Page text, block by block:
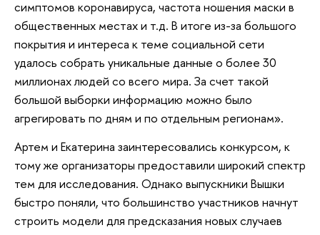
симптомов коронавируса, частота ношения маски в
общественных местах и т.д. В итоге из-за большого
покрытия и интереса к теме социальной сети
удалось собрать уникальные данные о более 30
миллионах людей со всего мира. За счет такой
большой выборки информацию можно было
агрегировать по дням и по отдельным регионам».
Артем и Екатерина заинтересовались конкурсом, к
тому же организаторы предоставили широкий спектр
тем для исследования. Однако выпускники Вышки
быстро поняли, что большинство участников начнут
строить модели для предсказания новых случаев